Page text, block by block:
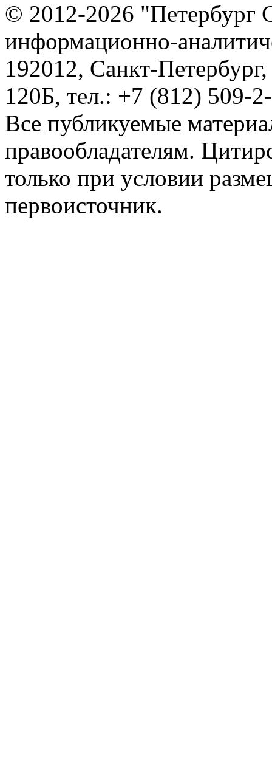
© 2012-2026 "Петербург
информационно-
192012, Санкт-
120Б, тел.: +7 (812) 509-
Все публикуемые
правообладателям.
только при условии
первоисточник.